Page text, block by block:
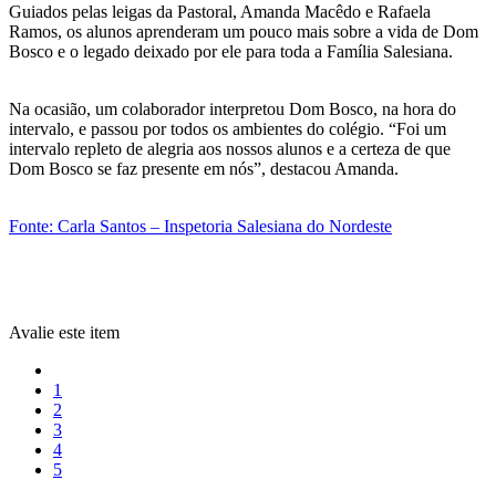
Guiados pelas leigas da Pastoral, Amanda Macêdo e Rafaela
Ramos, os alunos aprenderam um pouco mais sobre a vida de Dom
Bosco e o legado deixado por ele para toda a Família Salesiana.
Na ocasião, um colaborador interpretou Dom Bosco, na hora do
intervalo, e passou por todos os ambientes do colégio. “Foi um
intervalo repleto de alegria aos nossos alunos e a certeza de que
Dom Bosco se faz presente em nós”, destacou Amanda.
Fonte: Carla Santos – Inspetoria Salesiana do Nordeste
Avalie este item
1
2
3
4
5